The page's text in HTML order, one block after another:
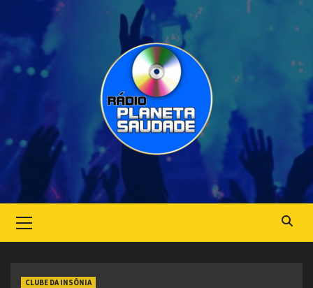
Menu
CLUBE DA INSÔNIA